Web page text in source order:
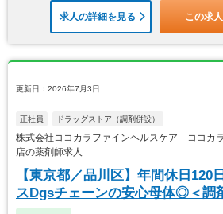
求人の詳細を見る この求
更新日：2026年7月3日
正社員 ドラッグストア（調剤併設）
株式会社ココカラファインヘルスケア ココカ
店の薬剤師求人
【東京都／品川区】年間休日
スDgsチェーンの安心母体◎＜調